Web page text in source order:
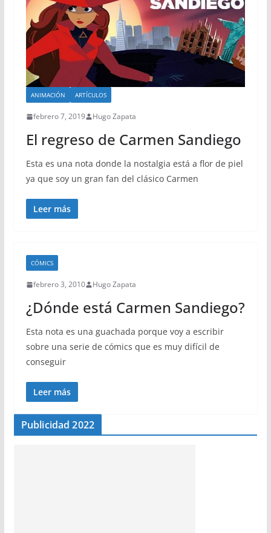
ANIMACIÓN ARTÍCULOS
febrero 7, 2019 Hugo Zapata
El regreso de Carmen Sandiego
Esta es una nota donde la nostalgia está a flor de piel
ya que soy un gran fan del clásico Carmen
Leer más
CÓMICS
febrero 3, 2010 Hugo Zapata
¿Dónde está Carmen Sandiego?
Esta nota es una guachada porque voy a escribir
sobre una serie de cómics que es muy difícil de
conseguir
Leer más
Publicidad 2022